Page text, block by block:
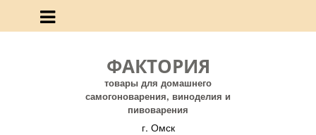
ФАКТОРИЯ
товары для домашнего
самогоноварения, виноделия и
пивоварения
г. Омск